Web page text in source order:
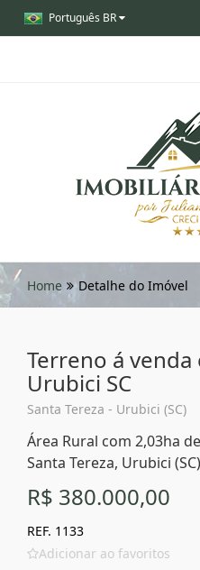
Português BR
Home Detalhe do Imóvel
Terreno á venda
Urubici SC
Santa Tereza - Urubici (SC)
Área Rural com 2,03ha
Santa Tereza, Urubici (SC)
R$ 380.000,00
REF. 1133
Adicionar ao favoritos